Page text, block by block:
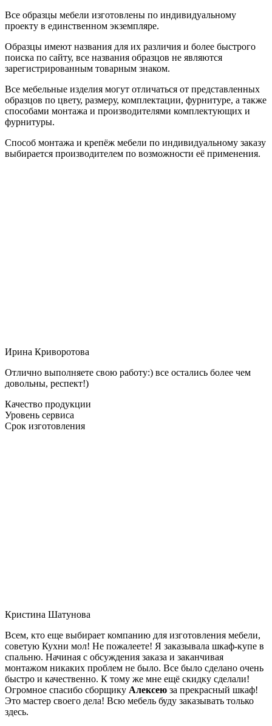
Все образцы мебели изготовлены по индивидуальному
проекту в единственном экземпляре.
Образцы имеют названия для их различия и более быстрого
поиска по сайту, все названия образцов не являются
зарегистрированным товарным знаком.
Все мебельные изделия могут отличаться от представленных
образцов по цвету, размеру, комплектации, фурнитуре, а также
способами монтажа и производителями комплектующих и
фурнитуры.
Способ монтажа и крепёж мебели по индивидуальному заказу
выбирается производителем по возможности её применения.
Ирина Криворотова
Отлично выполняете свою работу:) все остались более чем
довольны, респект!)
Качество продукции
Уровень сервиса
Срок изготовления
Кристина Шатунова
Всем, кто еще выбирает компанию для изготовления мебели,
советую Кухни мол! Не пожалеете! Я заказывала шкаф-купе в
спальню. Начиная с обсуждения заказа и заканчивая
монтажом никаких проблем не было. Все было сделано очень
быстро и качественно. К тому же мне ещё скидку сделали!
Огромное спасибо сборщику Алексею за прекрасный шкаф!
Это мастер своего дела! Всю мебель буду заказывать только
здесь.